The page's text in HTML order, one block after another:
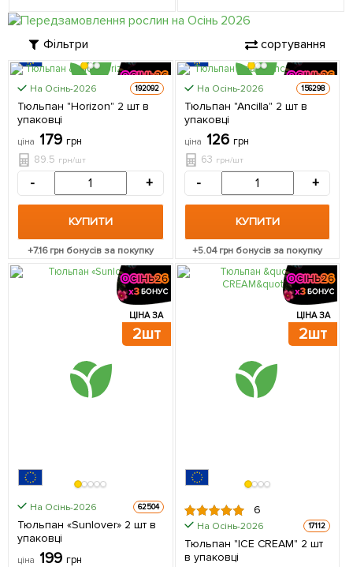
Фільтри сортування
ЦІНА ЗА
На Осінь-2026 192092
Тюльпан "Horizon" 2 шт в
упаковці
ціна 179 грн
89.5 грн/шт
- +
КУПИТИ
+7.16грн бонусів за покупку
ЦІНА ЗА
На Осінь-2026 156298
Тюльпан "Ancilla" 2 шт в
упаковці
ціна 126 грн
63 грн/шт
- +
КУПИТИ
+5.04грн бонусів за покупку
ЦІНА ЗА
2шт
На Осінь-2026 62504
Тюльпан «Sunlover» 2 шт в
упаковці
ціна 199 грн
ЦІНА ЗА
2шт
6
На Осінь-2026 17112
Тюльпан "ICE CREAM" 2 шт
в упаковці